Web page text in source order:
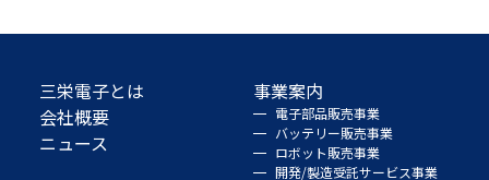
三栄電子とは
会社概要
ニュース
事業案内
電子部品販売事業
バッテリー販売事業
ロボット販売事業
開発/製造受託サービス事業